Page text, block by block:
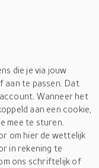
die je via jouw
aan te passen. Dat
Wanneer het
aan een cookie,
mee te sturen.
om hier de wettelijk
in rekening te
ons schriftelijk of